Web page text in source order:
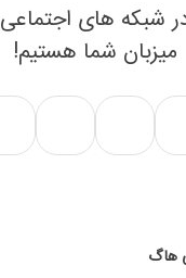
شبکه های اجتماعی
میزبان شما هستیم!
هاگ